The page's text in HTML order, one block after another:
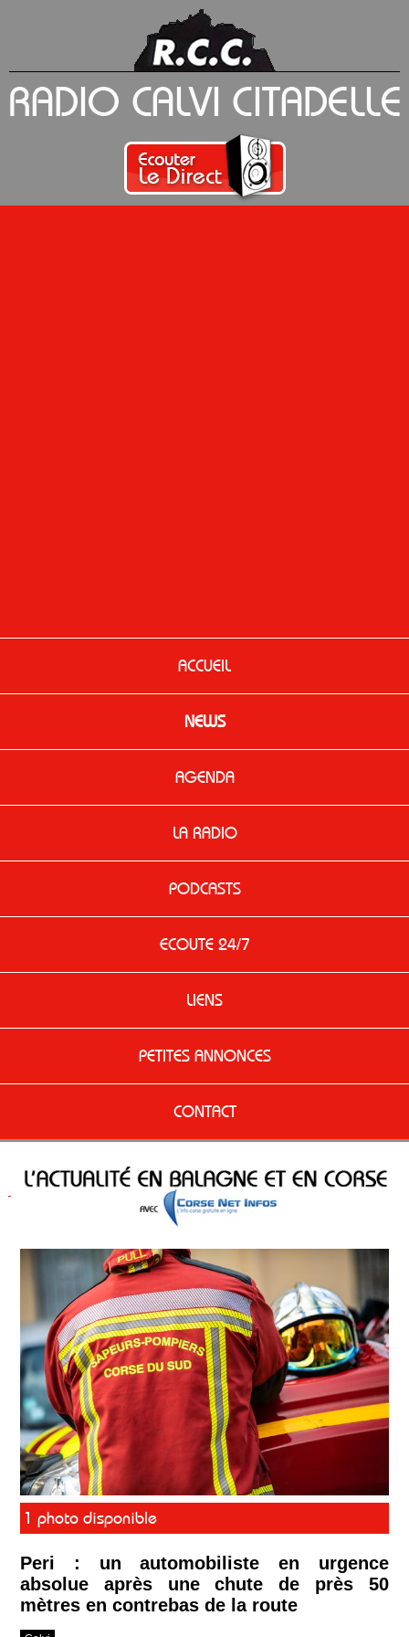
ACCUEIL
NEWS
AGENDA
LA RADIO
PODCASTS
ECOUTE 24/7
LIENS
PETITES ANNONCES
CONTACT
1 photo disponible
Peri : un automobiliste en urgence
absolue après une chute de près 50
mètres en contrebas de la route